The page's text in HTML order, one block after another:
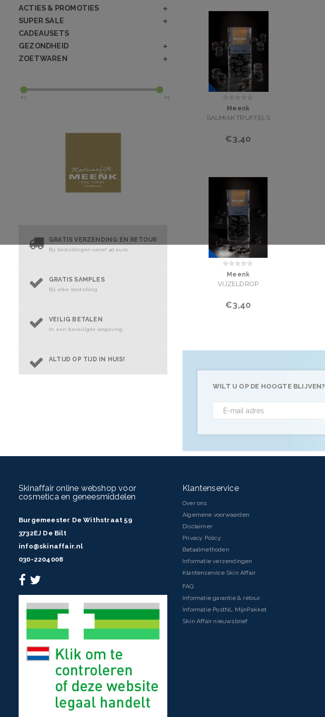
ACTIES & PROMOTIES
SUPER SALE
CADEAUSETS
GEZONDHEID
ZOETWAREN
€0 €5
GRATIS VERZENDING EN RETOUR
Bij bestellingen vanaf 40 euro
GRATIS SAMPLES
Bij elke bestelling
VEILIG BETALEN
In een beveiligde omgeving
ALTIJD OP TIJD IN HUIS!
Meenk
SALMIAK TRUFFELS
€3,40
Meenk
VIJZELDROP
€3,40
WILT U OP DE HOOGTE BLIJVEN?
Skinaffair online webshop voor
cosmetica en geneesmiddelen
Burgemeester De Withstraat 59
3732EJ De Bilt
info@skinaffair.nl
030-2204008
Klantenservice
Over ons
Algemene voorwaarden
Disclaimer
Privacy Policy
Betaalmethoden
Informatie verzendingen
Klantenservice Skin Affair
FAQ
Informatie garantie & retour
Informatie PostNL MijnPakket
Skin Affair nieuwsbrief